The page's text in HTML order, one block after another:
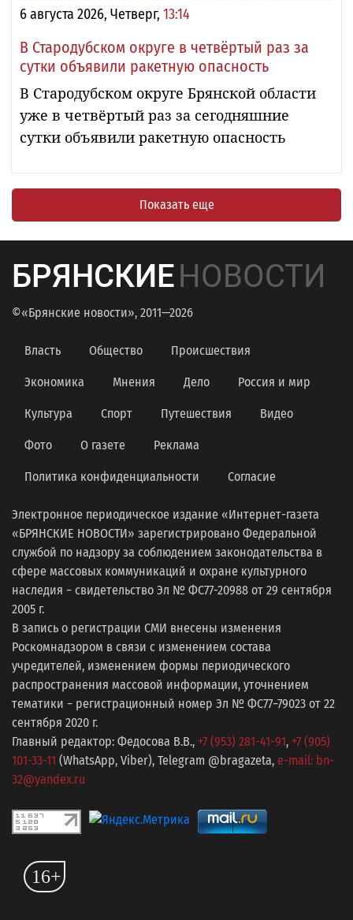
6 августа 2026, Четверг, 13:14
В Стародубском округе в четвёртый раз за
сутки объявили ракетную опасность
В Стародубском округе Брянской области
уже в четвёртый раз за сегодняшние
сутки объявили ракетную опасность
Показать еще
БРЯНСКИЕНОВОСТИ
©«Брянские новости», 2011—2026
Власть Общество Происшествия
Экономика Мнения Дело Россия и мир
Культура Спорт Путешествия Видео
Фото О газете Реклама
Политика конфиденциальности Согласие
Электронное периодическое издание «Интернет-газета
«БРЯНСКИЕ НОВОСТИ» зарегистрировано Федеральной
службой по надзору за соблюдением законодательства в
сфере массовых коммуникаций и охране культурного
наследия − свидетельство Эл № ФС77-20988 от 29 сентября
2005 г.
В запись о регистрации СМИ внесены изменения
Роскомнадзором в связи с изменением состава
учредителей, изменением формы периодического
распространения массовой информации, уточнением
тематики − регистрационный номер Эл № ФС77−79023 от 22
сентября 2020 г.
Главный редактор: Федосова В.В., +7 (953) 281-41-91, +7 (905)
101-33-11 (WhatsApp, Viber), Telegram @bragazeta, e-mail: bn-
32@yandex.ru
16+